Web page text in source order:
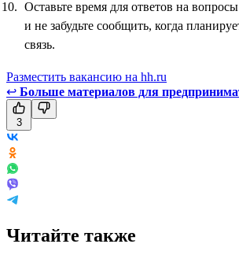
Оставьте время для ответов на
и не забудьте сообщить, когда
связь.
Разместить вакансию на hh.ru
↩ Больше материалов для
3
Читайте также